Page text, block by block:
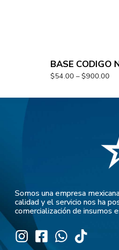
BASE CODIGO
$54.00 – $900.00
Somos una empresa
calidad y el servicio nos ha
comercialización de insumos